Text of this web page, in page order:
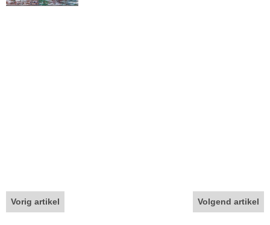
Vorig artikel Volgend artikel